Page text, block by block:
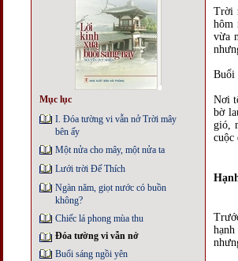
Mục lục
I. Đóa tường vi vẫn nở Trời mây
bên ấy
Một nửa cho mây, một nửa ta
Lưới trời Đế Thích
Ngàn năm, giọt nước có buồn
không?
Chiếc lá phong mùa thu
Đóa tường vi vẫn nở
Buổi sáng ngồi yên
Trời
hôm
vừa
Buổi
Nơi
bờ
gió,
cuộc